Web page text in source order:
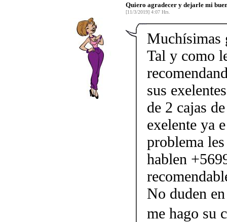
Quiero agradecer y dejarle mi
[11/3/2019] 4:07 Hrs.
Muchísimas
Tal y como
sus
de 2 cajas
exelente ya
problema
hablen
No duden
me hago su